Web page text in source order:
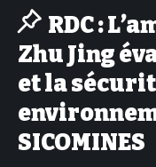
RDC :
Zhu Jing
et la
SICOMINES